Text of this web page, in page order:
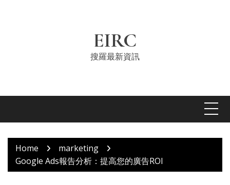
EIRC
搜羅最新資訊
Home
marketing
Google Ads報告分析：提高您的廣告ROI